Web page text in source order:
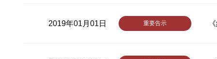
2019年01月01日 重要告示